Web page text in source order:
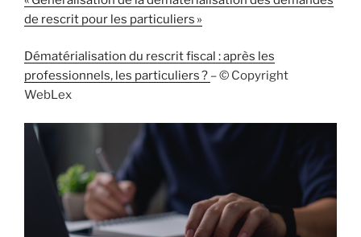
de rescrit pour les particuliers »
Dématérialisation du rescrit fiscal : après les
professionnels, les particuliers ? – © Copyright
WebLex